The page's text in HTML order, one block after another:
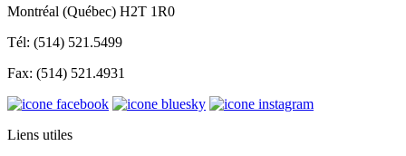
Montréal (Québec) H2T 1R0
Tél: (514) 521.5499
Fax: (514) 521.4931
Liens utiles